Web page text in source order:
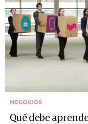
NEGOCIOS
Qué debe